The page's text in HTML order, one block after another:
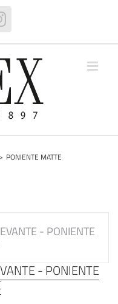
Instagram
> PONIENTE MATTE
- PONIENTE
- PONIENTE